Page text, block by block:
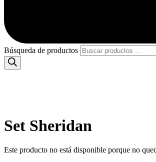
Búsqueda de productos
Set Sheridan
Este producto no está disponible porque no